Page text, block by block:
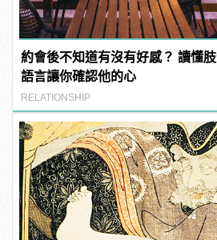
約會後不知道有沒有好感？ 讀懂
語言讓你確認他的心
RELATIONSHIP